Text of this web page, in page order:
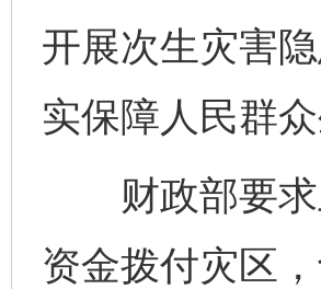
开展次生灾害
实保障人民群
财政部要求
资金拨付灾区